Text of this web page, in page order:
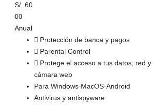
S/. 60
00
Anual
Protección de banca y pagos
Parental Control
Protege el acceso a tus datos, red y
cámara web
Para Windows-MacOS-Android
Antivirus y antispyware